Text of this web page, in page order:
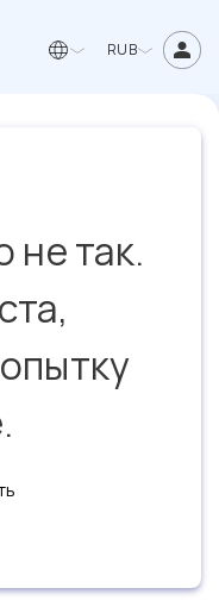
RUB
не так.